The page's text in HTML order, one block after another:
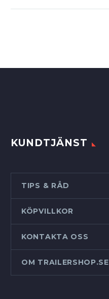
KUNDTJÄNST
TIPS & RÅD
KÖPVILLKOR
KONTAKTA OSS
OM TRAILERSHOP.SE